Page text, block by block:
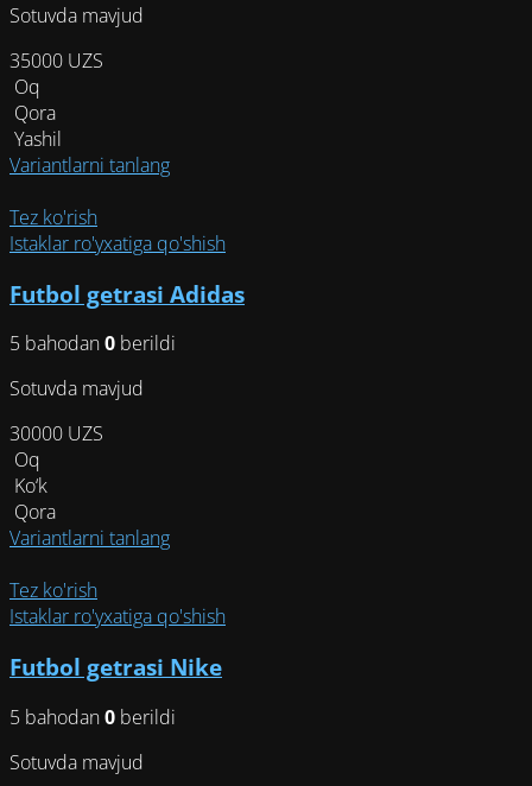
Sotuvda mavjud
35000 UZS
Oq
Qora
Yashil
Variantlarni tanlangЭтот
несколько
Опции
выбрать
Tez ko'rish
Istaklar ro'yxatiga qo'shish
Futbol getrasi Adidas
5 bahodan0 berildi
Sotuvda mavjud
30000 UZS
Oq
Ko‘k
Qora
Variantlarni tanlangЭтот
несколько
Опции
выбрать
Tez ko'rish
Istaklar ro'yxatiga qo'shish
Futbol getrasi Nike
5 bahodan0 berildi
Sotuvda mavjud